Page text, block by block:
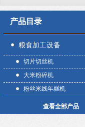
产品目录
粮食加工设备
切片切丝机
大米粉碎机
粉丝米线年糕机
查看全部产品